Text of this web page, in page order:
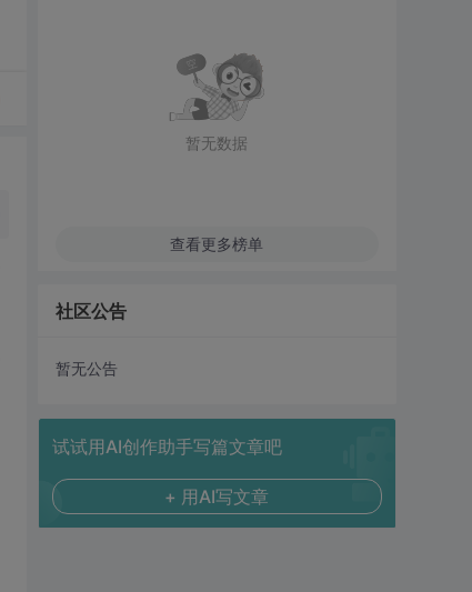
暂无数据
查看更多榜单
社区公告
暂无公告
试试用AI创作助手写篇文章吧
+ 用AI写文章